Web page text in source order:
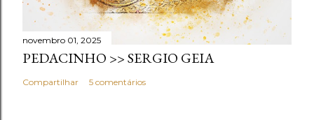
novembro 01, 2025
PEDACINHO >> SERGIO GEIA
Compartilhar 5 comentários